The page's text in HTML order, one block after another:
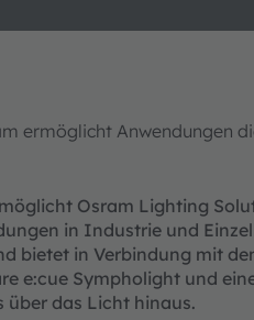
ermöglicht Anwendungen
Osram Lighting
in Industrie und
bietet in Verbindung mit
e:cue Sympholight und
über das Licht hinaus.